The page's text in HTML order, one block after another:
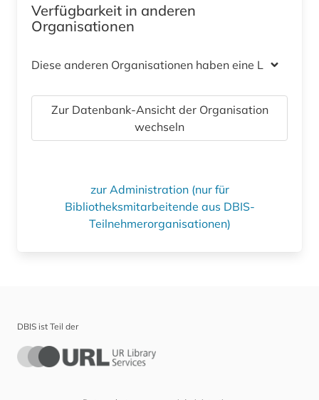
Verfügbarkeit in anderen
Organisationen
Diese anderen Organisationen haben eine Lizenz
Zur Datenbank-Ansicht der Organisation
wechseln
zur Administration (nur für
Bibliotheksmitarbeitende aus DBIS-
Teilnehmerorganisationen)
DBIS ist Teil der